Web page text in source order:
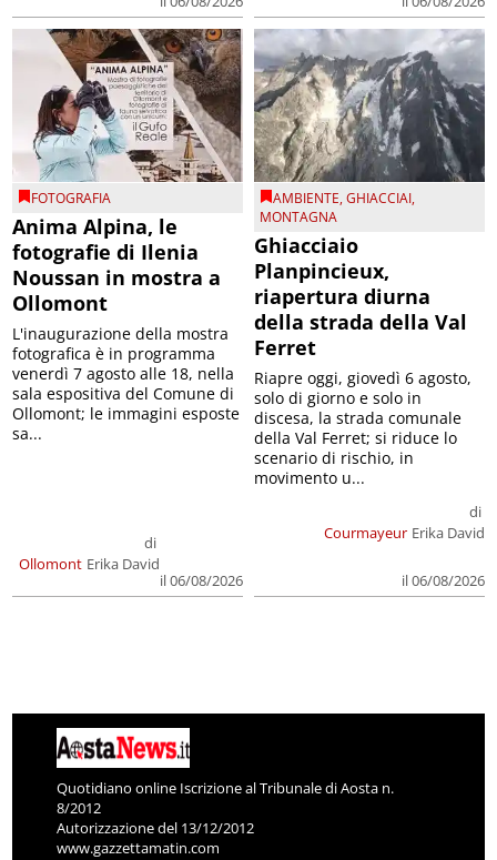
FOTOGRAFIA
Anima Alpina, le
fotografie di Ilenia
Noussan in mostra a
Ollomont
Ollomont
di
Erika David
il 06/08/2026
L'inaugurazione della mostra
fotografica è in programma
venerdì 7 agosto alle 18, nella
sala espositiva del Comune di
Ollomont; le immagini esposte
sa...
AMBIENTE,GHIACCIAI,
MONTAGNA
Ghiacciaio
Planpincieux,
riapertura diurna
della strada della Val
Ferret
Courmayeur
di
Erika David
il 06/08/2026
Riapre oggi, giovedì 6 agosto,
solo di giorno e solo in
discesa, la strada comunale
della Val Ferret; si riduce lo
scenario di rischio, in
movimento u...
Quotidiano online Iscrizione al Tribunale di Aosta n.
8/2012
Autorizzazione del 13/12/2012
www.gazzettamatin.com